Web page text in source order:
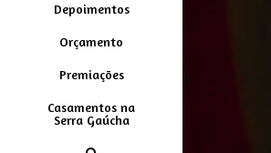
Depoimentos
Orçamento
Premiações
Casamentos na
Serra Gaúcha